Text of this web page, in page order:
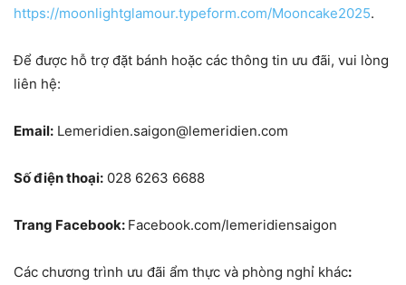
https://moonlightglamour.typeform.com/Mooncake2025.
Để được hỗ trợ đặt bánh hoặc các thông tin ưu đãi, vui lòng
liên hệ:
Email: Lemeridien.saigon@lemeridien.com
Số điện thoại: 028 6263 6688
Trang Facebook: Facebook.com/lemeridiensaigon
Các chương trình ưu đãi ẩm thực và phòng nghỉ khác: